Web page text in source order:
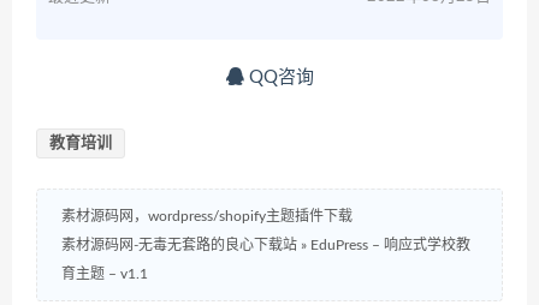
QQ咨询
教育培训
素材源码网，wordpress/shopify主题插件下载
素材源码网-无毒无套路的良心下载站 » EduPress – 响应式学校教
育主题 – v1.1